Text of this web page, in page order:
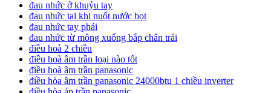
đau nhức ở khuỷu tay
đau nhức tai khi nuốt nước bọt
đau nhức tay phải
đau nhức từ mông xuống bắp chân trái
điều hoà 2 chiều
điều hoà âm trần loại nào tốt
điều hoà âm trần panasonic
điều hòa âm trần panasonic 24000btu 1 chiều inverter